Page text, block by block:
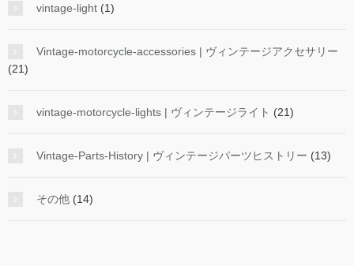
vintage-light (1)
Vintage-motorcycle-accessories | ヴィンテージアクセサリー
(21)
vintage-motorcycle-lights | ヴィンテージライト (21)
Vintage-Parts-History | ヴィンテージパーツヒストリー (13)
その他 (14)